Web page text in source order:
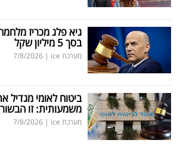
גיא פלג מכריז
בסך 5 מיליון שקל
מערכת ice |
7/8/2026
ביטוח לאומי מגדיל
משמעותית: זו
מערכת ice |
7/8/2026